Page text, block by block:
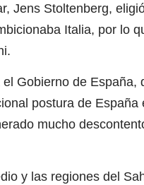
Jens Stoltenberg,
Italia, por lo
Gobierno de
postura de
mucho
y las regiones del